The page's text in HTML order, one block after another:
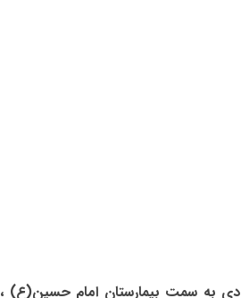
نشانی: شاهرود ، میدان 9 دی به سمت بیمارستان امام حسین(ع) ،